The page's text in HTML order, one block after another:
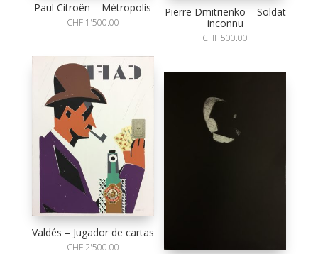
Paul Citroën – Métropolis
CHF1'500.00
Pierre Dmitrienko – Soldat
inconnu
CHF500.00
Valdés – Jugador de cartas
CHF2'500.00